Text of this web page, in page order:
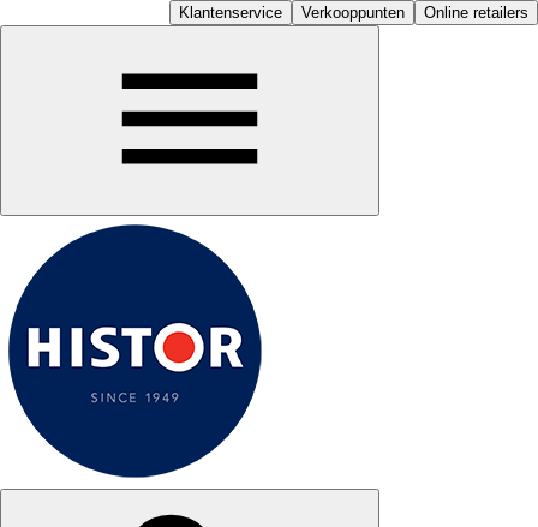
Klantenservice Verkooppunten Online retailers